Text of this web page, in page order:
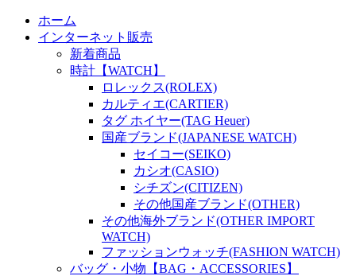
ホーム
インターネット販売
新着商品
時計【WATCH】
ロレックス(ROLEX)
カルティエ(CARTIER)
タグ ホイヤー(TAG Heuer)
国産ブランド(JAPANESE WATCH)
セイコー(SEIKO)
カシオ(CASIO)
シチズン(CITIZEN)
その他国産ブランド(OTHER)
その他海外ブランド(OTHER IMPORT
WATCH)
ファッションウォッチ(FASHION WATCH)
バッグ・小物【BAG・ACCESSORIES】